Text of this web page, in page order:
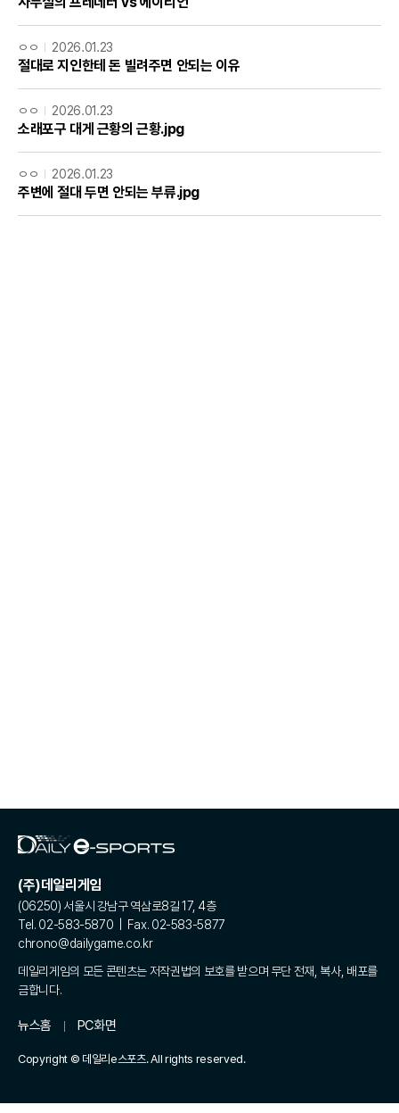
ㅇㅇ 2026.01.23
절대로 지인한테 돈 빌려주면 안되는 이유
ㅇㅇ 2026.01.23
소래포구 대게 근황의 근황.jpg
ㅇㅇ 2026.01.23
주변에 절대 두면 안되는 부류.jpg
(주)데일리게임
(06250) 서울시 강남구 역삼로8길 17, 4층
Tel. 02-583-5870 | Fax. 02-583-5877
chrono@dailygame.co.kr
데일리게임의 모든 콘텐츠는 저작권법의 보호를 받으며 무단 전재, 복사, 배포를
금합니다.
뉴스홈 PC화면
Copyright © 데일리e스포츠. All rights reserved.